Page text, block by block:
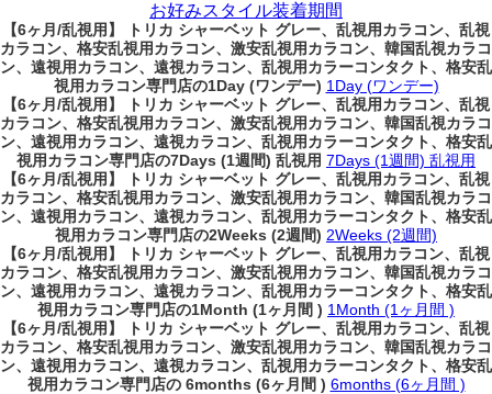
お好みスタイル装着期間
【6ヶ月/乱視用】 トリカ シャーベット グレー、乱視用カラコン、乱視
カラコン、格安乱視用カラコン、激安乱視用カラコン、韓国乱視カラコ
ン、遠視用カラコン、遠視カラコン、乱視用カラーコンタクト、格安乱
視用カラコン専門店の1Day (ワンデー) 1Day (ワンデー)
【6ヶ月/乱視用】 トリカ シャーベット グレー、乱視用カラコン、乱視
カラコン、格安乱視用カラコン、激安乱視用カラコン、韓国乱視カラコ
ン、遠視用カラコン、遠視カラコン、乱視用カラーコンタクト、格安乱
視用カラコン専門店の7Days (1週間) 乱視用 7Days (1週間) 乱視用
【6ヶ月/乱視用】 トリカ シャーベット グレー、乱視用カラコン、乱視
カラコン、格安乱視用カラコン、激安乱視用カラコン、韓国乱視カラコ
ン、遠視用カラコン、遠視カラコン、乱視用カラーコンタクト、格安乱
視用カラコン専門店の2Weeks (2週間) 2Weeks (2週間)
【6ヶ月/乱視用】 トリカ シャーベット グレー、乱視用カラコン、乱視
カラコン、格安乱視用カラコン、激安乱視用カラコン、韓国乱視カラコ
ン、遠視用カラコン、遠視カラコン、乱視用カラーコンタクト、格安乱
視用カラコン専門店の1Month (1ヶ月間 ) 1Month (1ヶ月間 )
【6ヶ月/乱視用】 トリカ シャーベット グレー、乱視用カラコン、乱視
カラコン、格安乱視用カラコン、激安乱視用カラコン、韓国乱視カラコ
ン、遠視用カラコン、遠視カラコン、乱視用カラーコンタクト、格安乱
視用カラコン専門店の 6months (6ヶ月間 ) 6months (6ヶ月間 )